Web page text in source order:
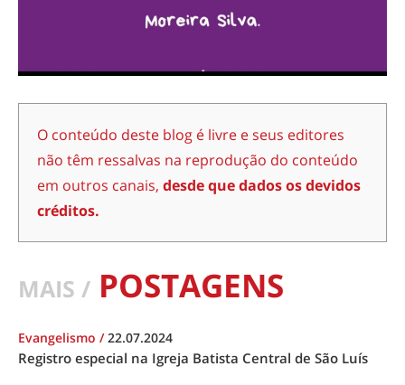
O conteúdo deste blog é livre e seus editores
não têm ressalvas na reprodução do conteúdo
em outros canais, desde que dados os devidos
créditos.
MAIS / POSTAGENS
Evangelismo /22.07.2024
Registro especial na Igreja Batista Central de São Luís